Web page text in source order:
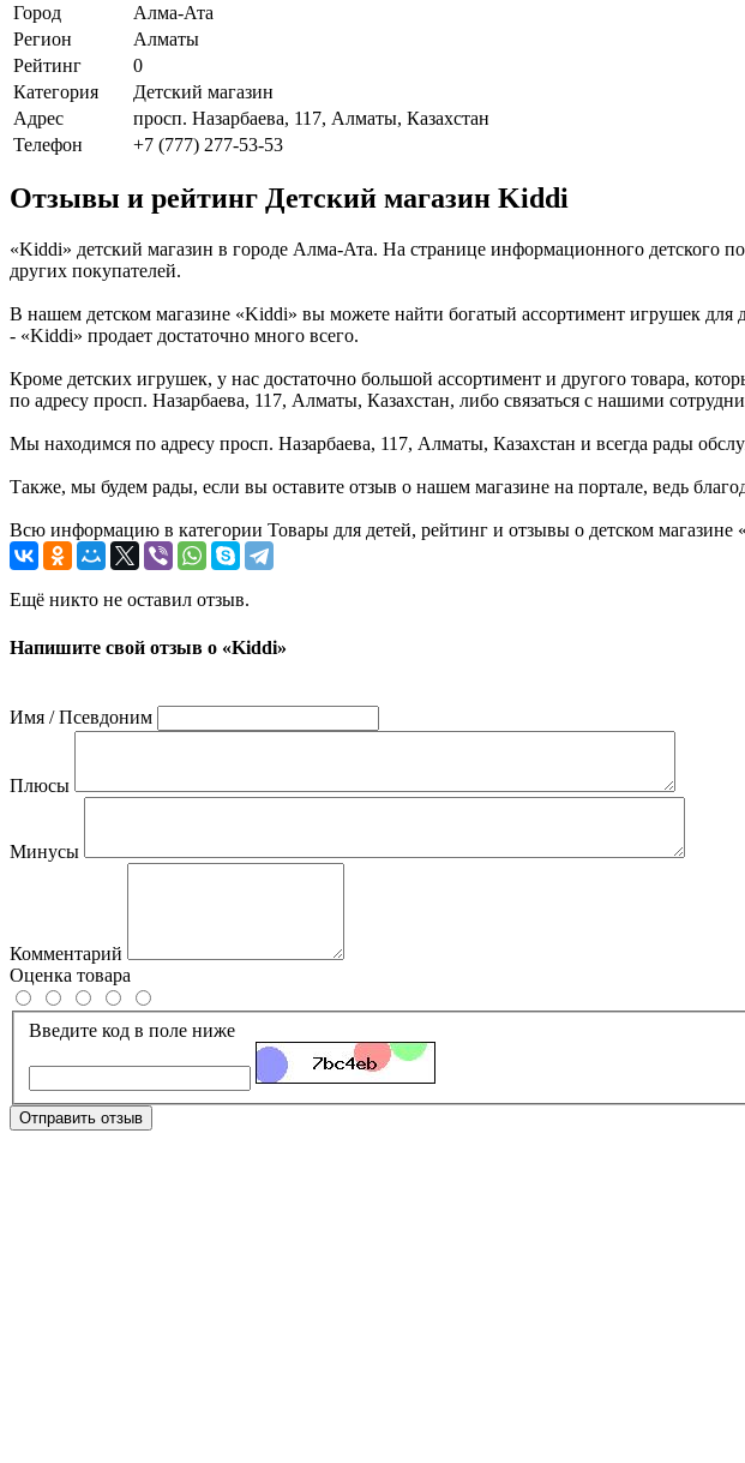
Город
Алма-Ата
Регион
Алматы
Рейтинг
0
Категория
Детский магазин
Адрес
просп. Назарбаева, 117, Алматы, Казахстан
Телефон
+7 (777) 277-53-53
Отзывы и рейтинг Детский магазин Kiddi
«Kiddi» детский магазин в городе Алма-Ата. На странице информационного детского
других покупателей.
В нашем детском магазине «Kiddi» вы можете найти богатый ассортимент игрушек
- «Kiddi» продает достаточно много всего.
Кроме детских игрушек, у нас достаточно большой ассортимент и другого товара,
по адресу просп. Назарбаева, 117, Алматы, Казахстан, либо связаться с нашими
Мы находимся по адресу просп. Назарбаева, 117, Алматы, Казахстан и всегда рады
Также, мы будем рады, если вы оставите отзыв о нашем магазине на портале, ведь
Всю информацию в категории Товары для детей, рейтинг и отзывы о детском
Ещё никто не оставил отзыв.
Напишите свой отзыв о «Kiddi»
Имя / Псевдоним
Плюсы
Минусы
Комментарий
Оценка товара
Введите код в поле ниже
Отправить отзыв